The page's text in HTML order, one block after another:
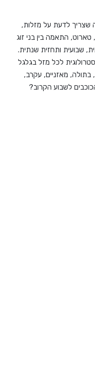
שצריך לדעת על מזלות,
טארוט, התאמה בין בני זוג
שבועית ותחזית שנתית.
לכל מזל בגלגל
מאזניים, עקרב,
לשבוע הקרוב?